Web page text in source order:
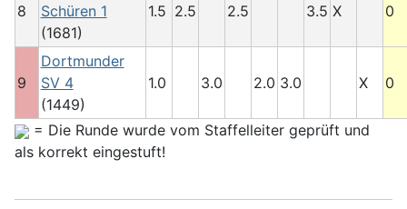
8
Schüren 1
(1681)
1.5 2.5 2.5 3.5 X 0
9
Dortmunder
SV 4
(1449)
1.0 3.0 2.0 3.0 X 0
= Die Runde wurde vom Staffelleiter geprüft und
als korrekt eingestuft!